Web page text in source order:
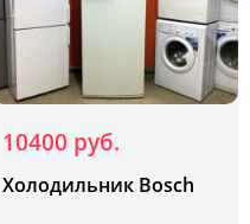
10400 руб.
Холодильник Bosch